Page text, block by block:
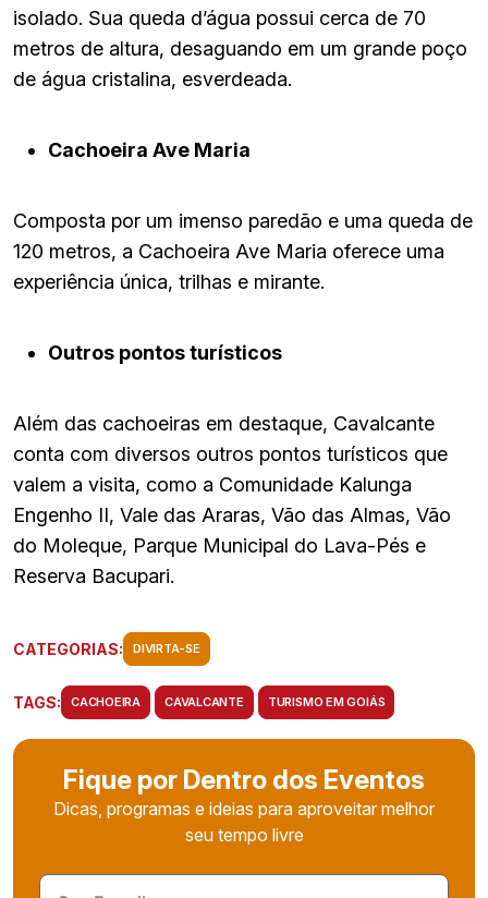
isolado. Sua queda d’água possui cerca de 70
metros de altura, desaguando em um grande poço
de água cristalina, esverdeada.
Cachoeira Ave Maria
Composta por um imenso paredão e uma queda de
120 metros, a Cachoeira Ave Maria oferece uma
experiência única, trilhas e mirante.
Outros pontos turísticos
Além das cachoeiras em destaque, Cavalcante
conta com diversos outros pontos turísticos que
valem a visita, como a Comunidade Kalunga
Engenho II, Vale das Araras, Vão das Almas, Vão
do Moleque, Parque Municipal do Lava-Pés e
Reserva Bacupari.
CATEGORIAS: DIVIRTA-SE
TAGS: CACHOEIRA CAVALCANTE TURISMO EM GOIÁS
Fique por Dentro dos Eventos
Dicas, programas e ideias para aproveitar melhor
seu tempo livre